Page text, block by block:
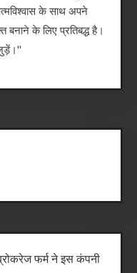
के साथ अपने
बनाने के लिए प्रतिबद्ध है।
फर्म ने इस कंपनी